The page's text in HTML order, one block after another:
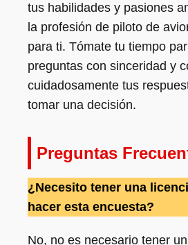
tus habilidades y pasiones
la profesión de piloto de
para ti. Tómate tu tiempo
preguntas con sinceridad y
cuidadosamente tus
tomar una decisión.
Preguntas
¿Necesito tener una
hacer esta encuesta?
No, no es necesario tener